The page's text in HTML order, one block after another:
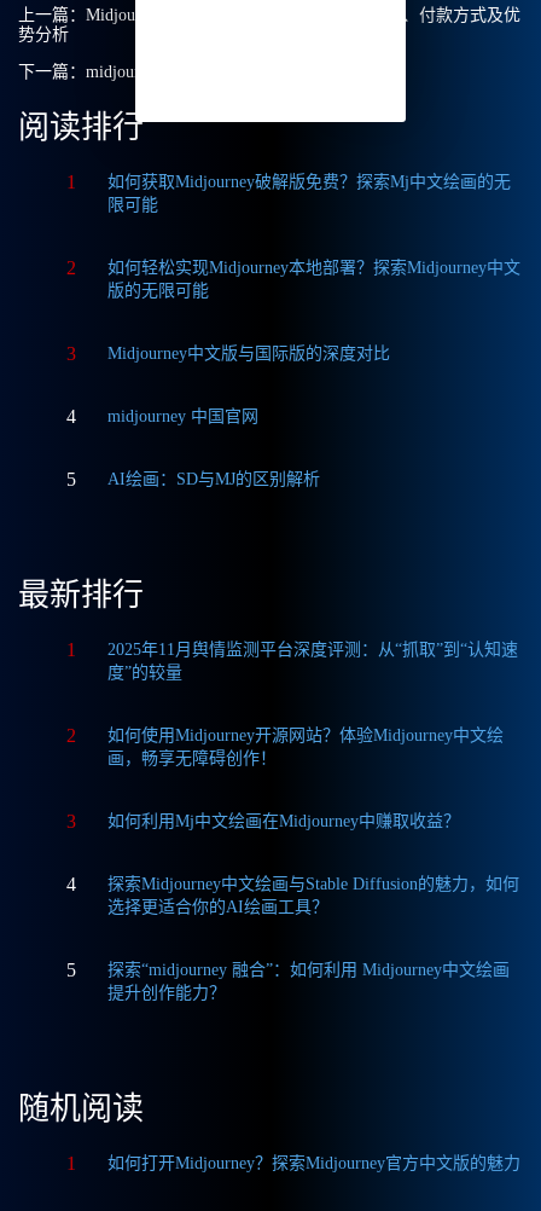
上一篇： Midjourney中文版与国际版全面对比：价格、付款方式及优
势分析
下一篇： midjourney生图
阅读排行
1
如何获取Midjourney破解版免费？探索Mj中文绘画的无
限可能
2
如何轻松实现Midjourney本地部署？探索Midjourney中文
版的无限可能
3 Midjourney中文版与国际版的深度对比
4 midjourney 中国官网
5 AI绘画：SD与MJ的区别解析
最新排行
1
2025年11月舆情监测平台深度评测：从“抓取”到“认知速
度”的较量
2
如何使用Midjourney开源网站？体验Midjourney中文绘
画，畅享无障碍创作！
3 如何利用Mj中文绘画在Midjourney中赚取收益？
4
探索Midjourney中文绘画与Stable Diffusion的魅力，如何
选择更适合你的AI绘画工具？
5
探索“midjourney 融合”：如何利用 Midjourney中文绘画
提升创作能力？
随机阅读
1 如何打开Midjourney？探索Midjourney官方中文版的魅力